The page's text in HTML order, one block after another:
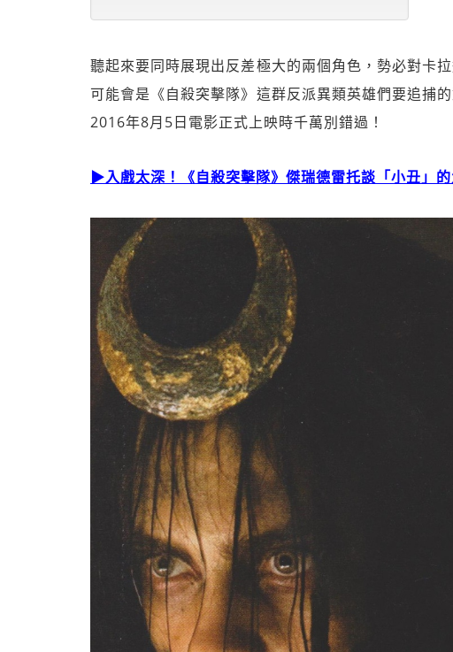
聽起來要同時展現出反差極大的兩個角色，勢必對卡
可能會是《自殺突擊隊》這群反派異類英雄們要追捕
2016年8月5日電影正式上映時千萬別錯過！
▶入戲太深！《自殺突擊隊》傑瑞德雷托談「小丑」